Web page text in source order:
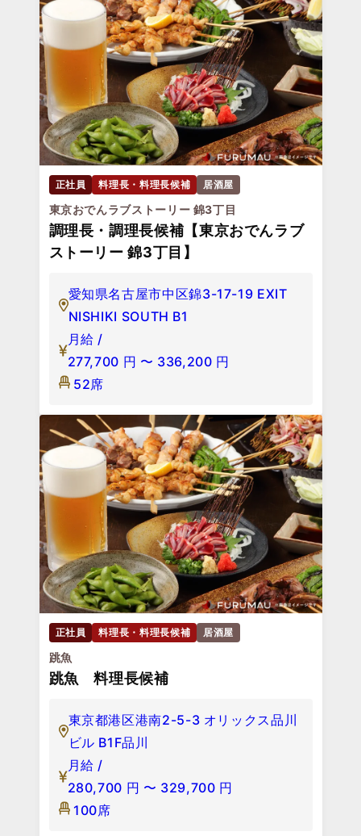
正社員 料理長・料理長候補 居酒屋
東京おでんラブストーリー 錦3丁目
調理長・調理長候補【東京おでんラブ
ストーリー 錦3丁目】
愛知県名古屋市中区錦3-17-19 EXIT
NISHIKI SOUTH B1
月給 /
277,700 円 〜 336,200 円
52席
正社員 料理長・料理長候補 居酒屋
跳魚
跳魚 料理長候補
東京都港区港南2-5-3 オリックス品川
ビル B1F品川
月給 /
280,700 円 〜 329,700 円
100席